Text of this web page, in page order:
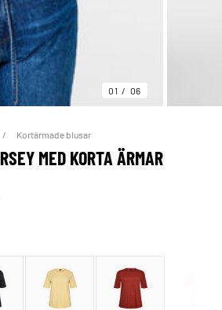
01 06
Kortärmade blusar
MED KORTA ÄRMAR